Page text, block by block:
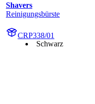
Shavers
Reinigungsbürste
CRP338/01
Schwarz